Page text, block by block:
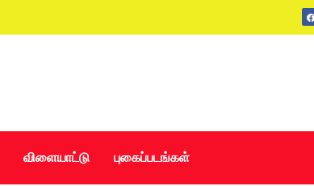
விளையாட்டு புகைப்படங்கள்